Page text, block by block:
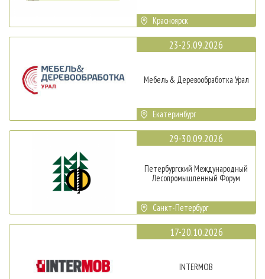
Красноярск
23-25.09.2026
Мебель & Деревообработка Урал
Екатеринбург
29-30.09.2026
Петербургский Международный
Лесопромышленный Форум
Санкт-Петербург
17-20.10.2026
INTERMOB